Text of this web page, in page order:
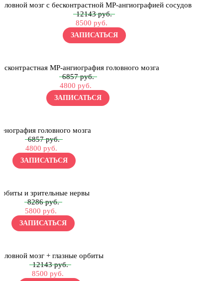
мозг с бесконтрастной МР-ангиографией сосудов
12143 руб.
8500 руб.
ЗАПИСАТЬСЯ
МР-ангиография головного мозга
6857 руб.
4800 руб.
ЗАПИСАТЬСЯ
головного мозга
6857 руб.
4800 руб.
ЗАПИСАТЬСЯ
и зрительные нервы
8286 руб.
5800 руб.
ЗАПИСАТЬСЯ
мозг + глазные орбиты
12143 руб.
8500 руб.